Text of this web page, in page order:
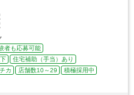
者も応募可能
住宅補助（手当）あり
カ 店舗数10～29
積極採用中